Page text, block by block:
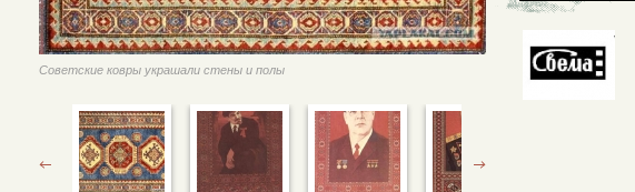
Советские ковры украшали стены и полы